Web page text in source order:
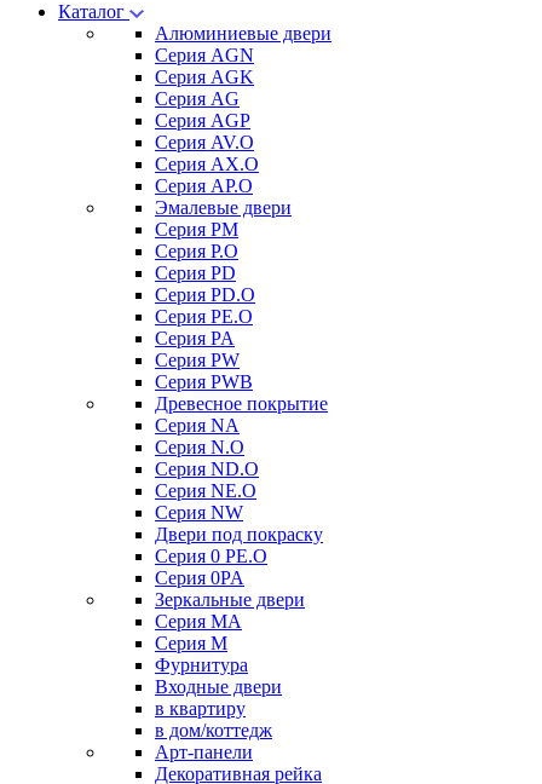
Каталог
Алюминиевые двери
Серия AGN
Серия AGK
Серия AG
Серия AGP
Серия AV.O
Серия AX.O
Серия AP.O
Эмалевые двери
Серия PM
Серия P.O
Серия PD
Серия PD.O
Серия PE.O
Серия PA
Серия PW
Серия PWB
Древесное покрытие
Серия NA
Серия N.O
Серия ND.O
Серия NE.O
Серия NW
Двери под покраску
Серия 0 PE.O
Серия 0PA
Зеркальные двери
Серия MA
Серия M
Фурнитура
Входные двери
в квартиру
в дом/коттедж
Арт-панели
Декоративная рейка